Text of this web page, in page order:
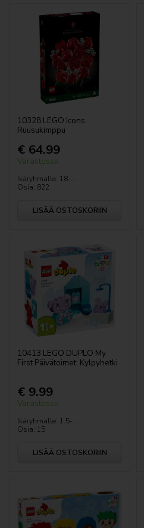
10328 LEGO Icons
Ruusukimppu
€ 64.99
Varastossa
Ikäryhmälle: 18-...
Osia: 822
LISÄÄ OSTOSKORIIN
10413 LEGO DUPLO My
First Päivätoimet: Kylpyhetki
€ 9.99
Varastossa
Ikäryhmälle: 1.5-...
Osia: 15
LISÄÄ OSTOSKORIIN
Vuodenajat ja tapahtumat
LEGO® Horizon Adventures™
Minions
Ninjago
LEGO® ONE PIECE
LEGO® Pokémon™
LEGO® Shrek
Sonic the Hedgehog™
Spider-man
Speed Champions
Super Heroes